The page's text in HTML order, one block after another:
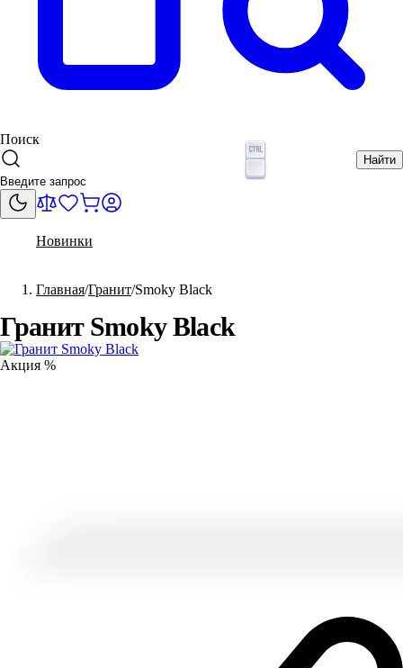
Поиск
Найти
Новинки
Главная Гранит Smoky Black
Гранит Smoky Black
Акция %